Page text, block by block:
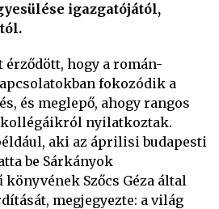
igazgatójától,
érződött, hogy a román-
fokozódik a
és meglepő, ahogy rangos
nyilatkoztak.
aki az áprilisi budapesti
be Sárkányok
Szőcs Géza által
megjegyezte: a világ